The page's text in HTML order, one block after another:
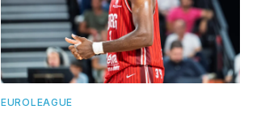
EUROLEAGUE